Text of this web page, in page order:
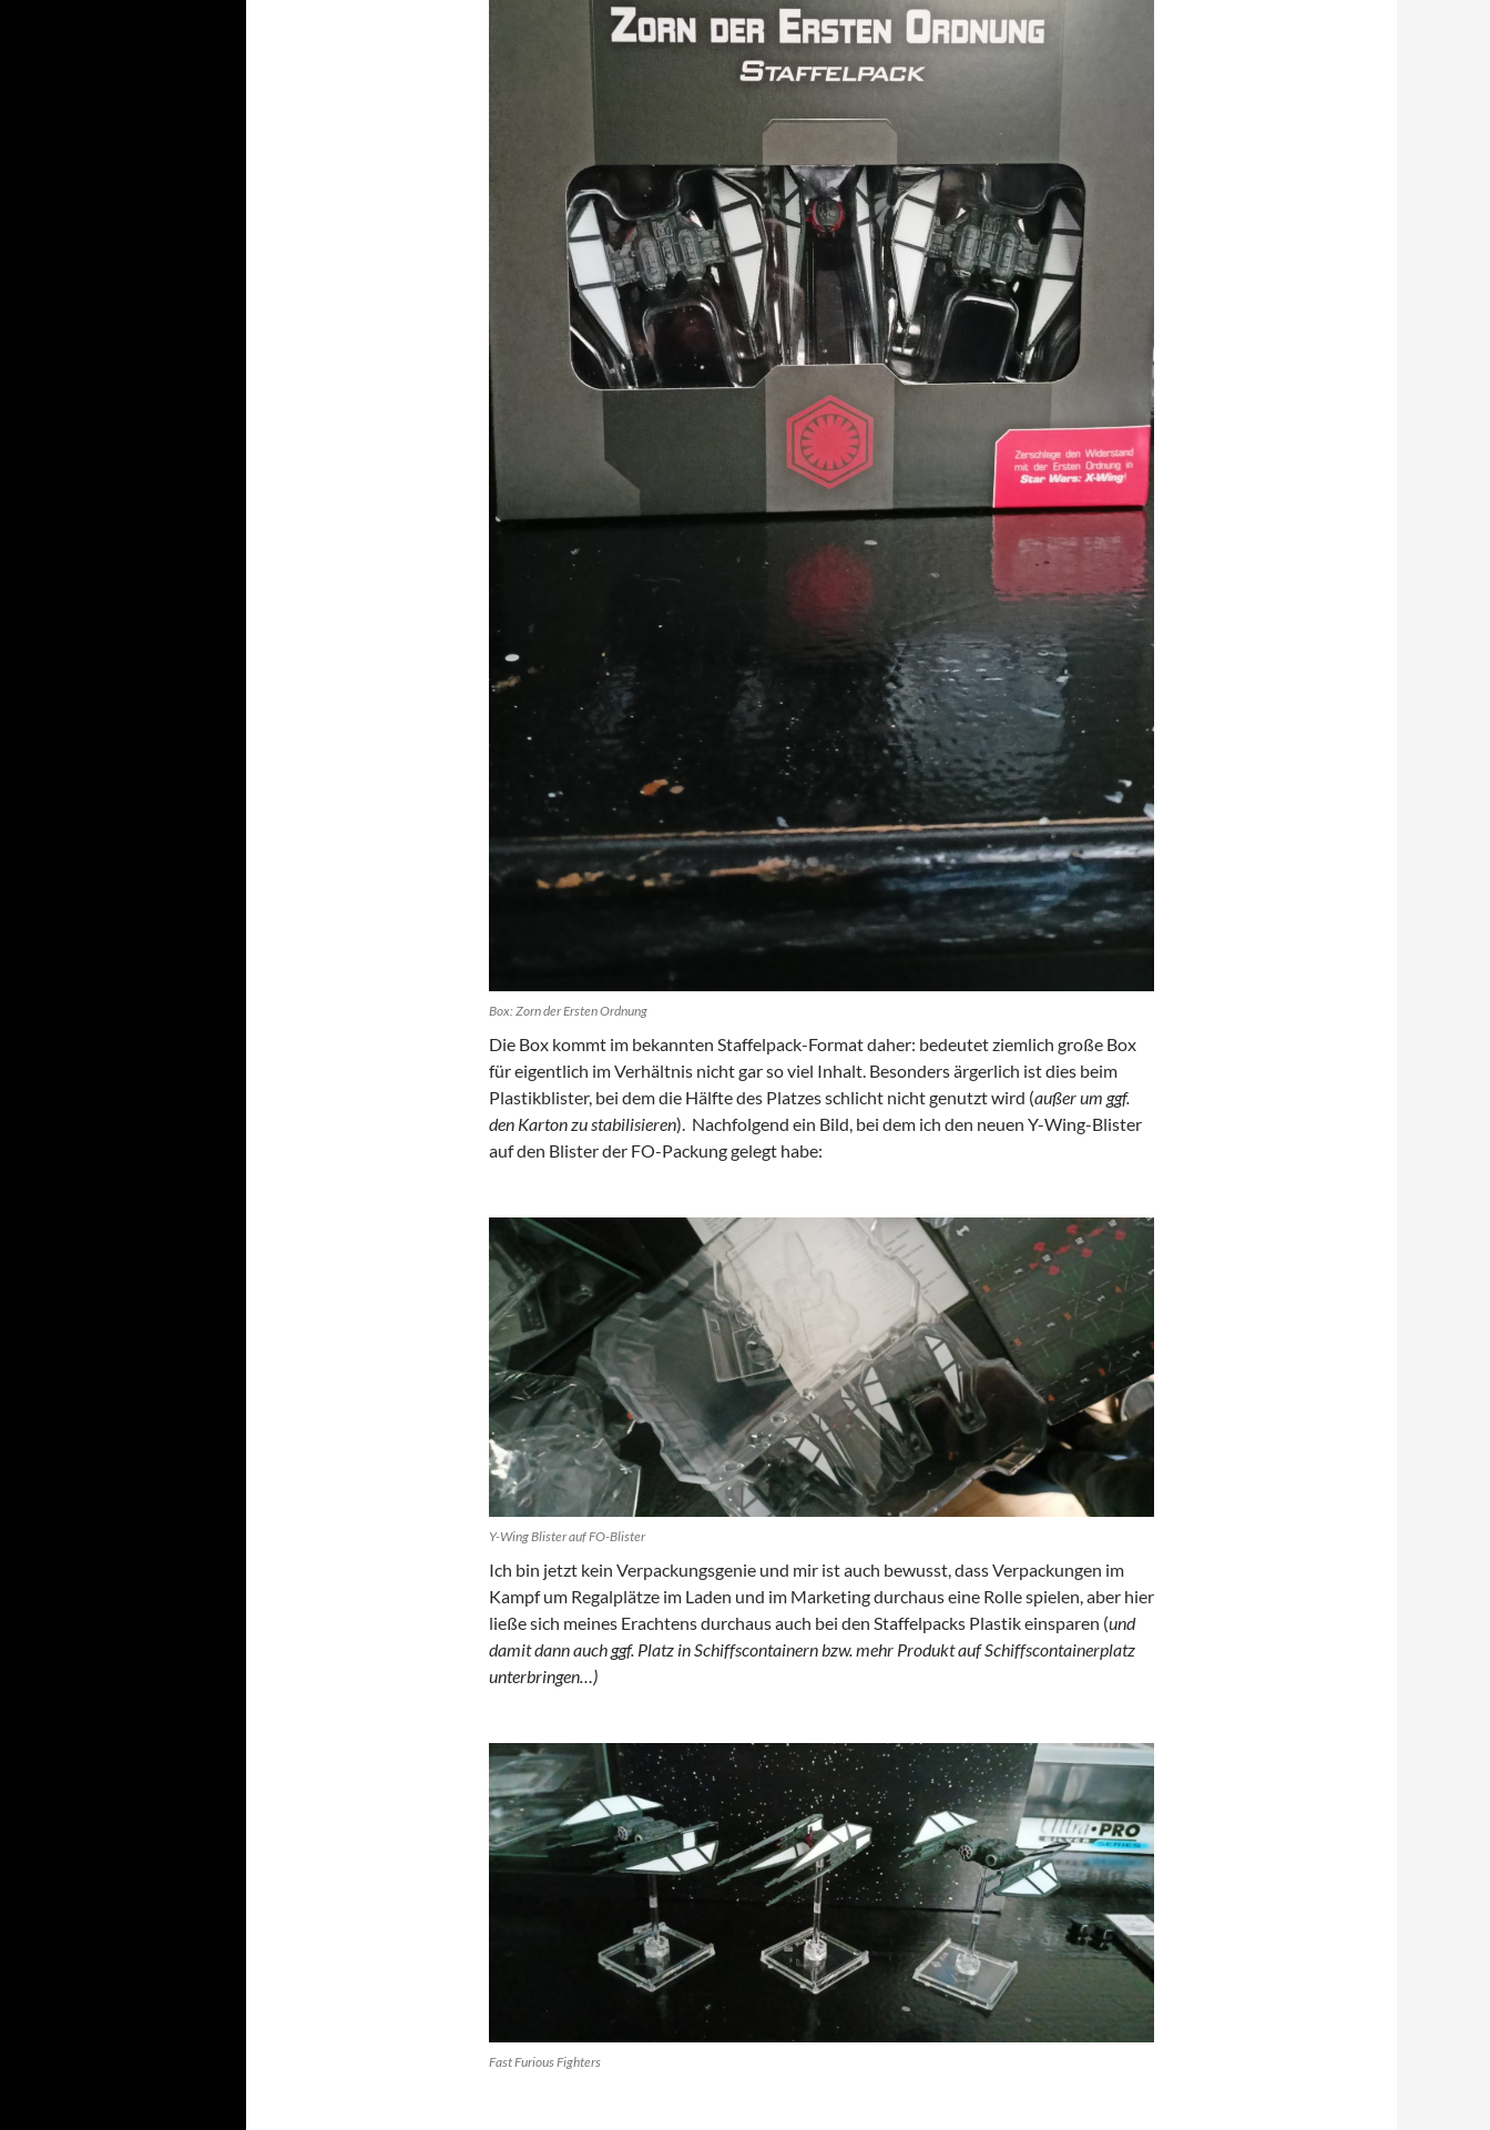
Box: Zorn der Ersten Ordnung
Die Box kommt im bekannten Staffelpack-Format daher: bedeutet ziemlich große Box
für eigentlich im Verhältnis nicht gar so viel Inhalt. Besonders ärgerlich ist dies beim
Plastikblister, bei dem die Hälfte des Platzes schlicht nicht genutzt wird (außer um ggf.
den Karton zu stabilisieren). Nachfolgend ein Bild, bei dem ich den neuen Y-Wing-Blister
auf den Blister der FO-Packung gelegt habe:
Y-Wing Blister auf FO-Blister
Ich bin jetzt kein Verpackungsgenie und mir ist auch bewusst, dass Verpackungen im
Kampf um Regalplätze im Laden und im Marketing durchaus eine Rolle spielen, aber hier
ließe sich meines Erachtens durchaus auch bei den Staffelpacks Plastik einsparen (und
damit dann auch ggf. Platz in Schiffscontainern bzw. mehr Produkt auf Schiffscontainerplatz
unterbringen…)
Fast Furious Fighters